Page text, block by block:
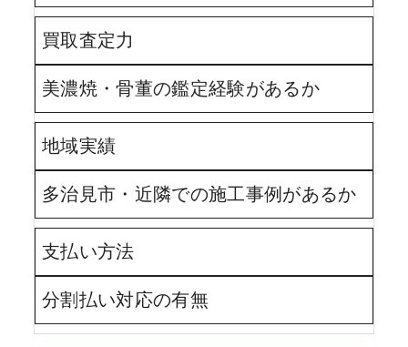
買取査定力
美濃焼・骨董の鑑定経験があるか
地域実績
多治見市・近隣での施工事例があるか
支払い方法
分割払い対応の有無